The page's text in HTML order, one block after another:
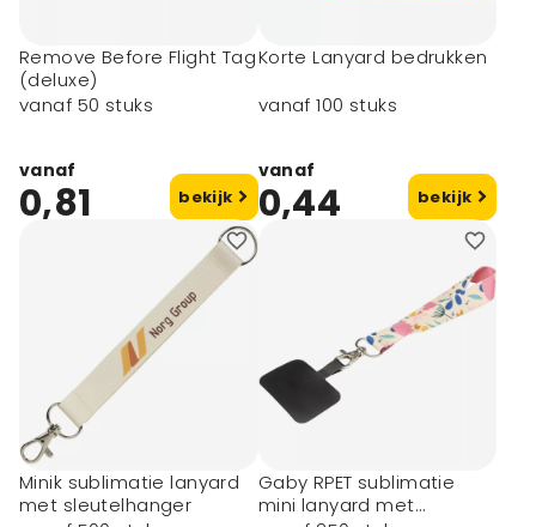
Remove Before Flight Tag
(deluxe)
vanaf 50 stuks
vanaf
0,81 bekijk
Korte Lanyard bedrukken
vanaf 100 stuks
vanaf
0,44 bekijk
Minik sublimatie lanyard
met sleutelhanger
Gaby RPET sublimatie
mini lanyard met